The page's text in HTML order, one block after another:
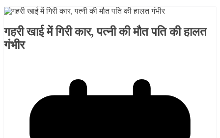
गहरी खाई में गिरी कार, पत्नी की मौत पति की हालत
गंभीर